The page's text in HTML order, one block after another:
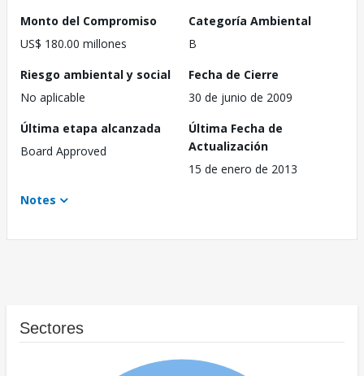
Monto del Compromiso
US$ 180.00 millones
Categoría Ambiental
B
Riesgo ambiental y social
No aplicable
Fecha de Cierre
30 de junio de 2009
Última etapa alcanzada
Board Approved
Última Fecha de
Actualización
15 de enero de 2013
Notes
Sectores